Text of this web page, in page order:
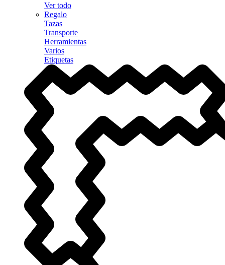
Ver todo
Regalo
Tazas
Transporte
Herramientas
Varios
Etiquetas